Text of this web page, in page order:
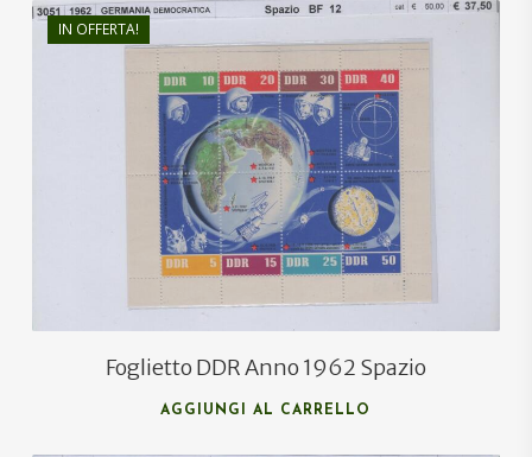
IN OFFERTA!
€50,00
€33,00
Foglietto DDR Anno 1962 Spazio
AGGIUNGI AL CARRELLO